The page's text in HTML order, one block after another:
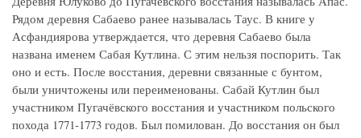
Рядом деревня Сабаево ранее называлась Таус. В книге у
Асфандиярова утверждается, что деревня Сабаево была
названа именем Сабая Кутлина. С этим нельзя поспорить. Так
оно и есть. После восстания, деревни связанные с бунтом,
были уничтожены или переименованы. Сабай Кутлин был
участником Пугачёвского восстания и участником польского
похода 1771-1773 годов. Был помилован. До восстания он был